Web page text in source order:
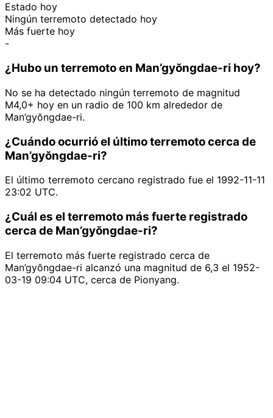
Estado hoy
Ningún terremoto detectado hoy
Más fuerte hoy
-
¿Hubo un terremoto en Man’gyŏngdae-ri hoy?
No se ha detectado ningún terremoto de magnitud
M4,0+ hoy en un radio de 100 km alrededor de
Man’gyŏngdae-ri.
¿Cuándo ocurrió el último terremoto cerca de
Man’gyŏngdae-ri?
El último terremoto cercano registrado fue el 1992-11-11
23:02 UTC.
¿Cuál es el terremoto más fuerte registrado
cerca de Man’gyŏngdae-ri?
El terremoto más fuerte registrado cerca de
Man’gyŏngdae-ri alcanzó una magnitud de 6,3 el 1952-
03-19 09:04 UTC, cerca de Pionyang.